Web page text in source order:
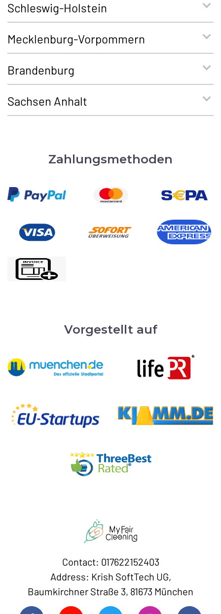
Schleswig-Holstein
Mecklenburg-Vorpommern
Brandenburg
Sachsen Anhalt
Zahlungsmethoden
Vorgestellt auf
Contact: 017622152403
Address: Krish SoftTech UG,
Baumkirchner Straße 3, 81673 München